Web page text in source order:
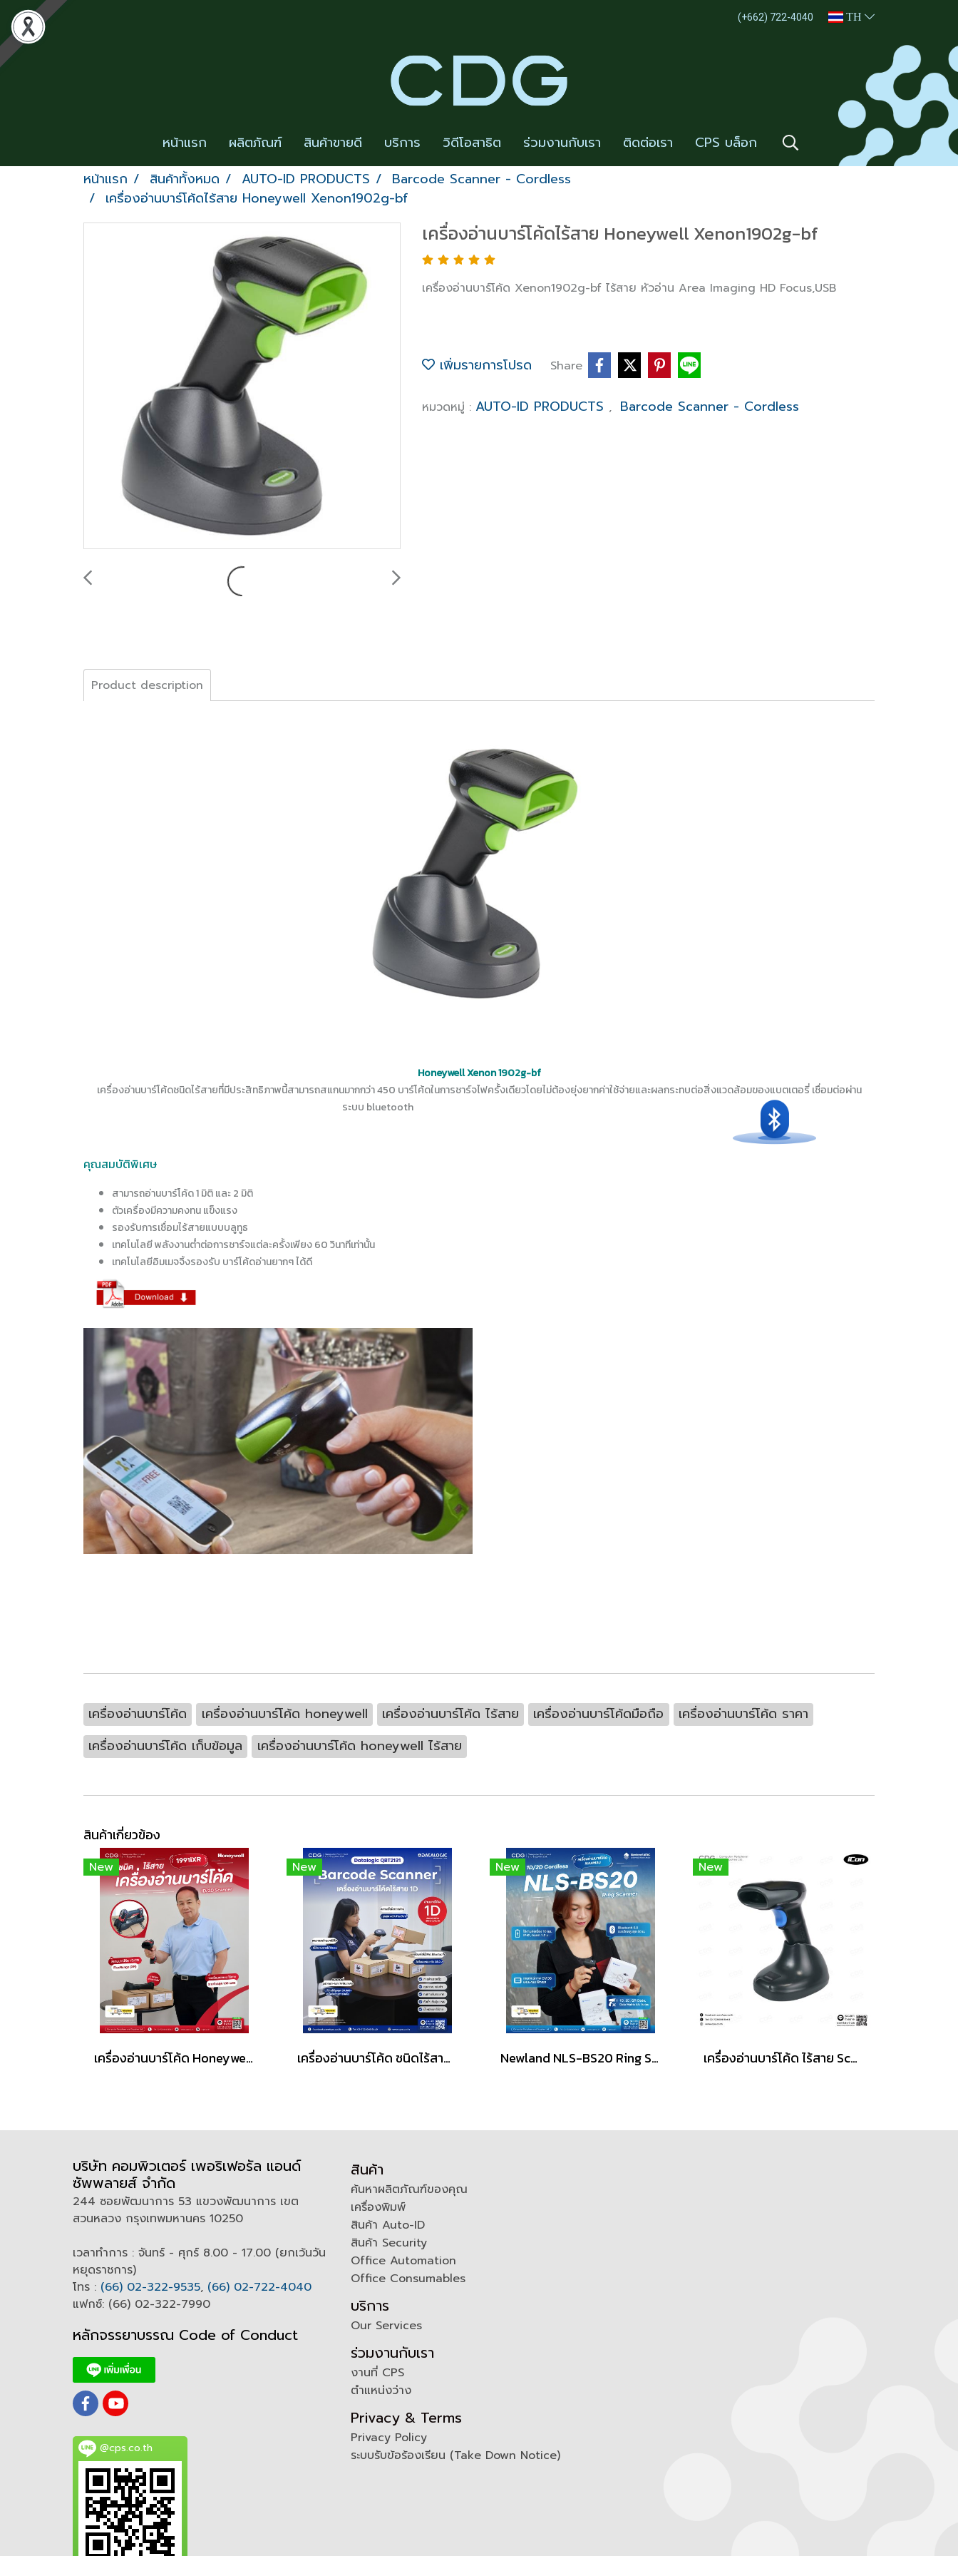
(+662) 722-4040 TH
หน้าแรก ผลิตภัณฑ์ สินค้าขายดี บริการ วิดีโอสาธิต ร่วมงานกับเรา ติดต่อเรา
CPS บล็อก
หน้าแรก
สินค้าทั้งหมด AUTO-ID PRODUCTS
Barcode Scanner - Cordless
เครื่องอ่านบาร์โค้ดไร้สาย Honeywell Xenon1902g-bf
เครื่องอ่านบาร์โค้ดไร้สาย Honeywell Xenon1902g-bf
เครื่องอ่านบาร์โค้ด Xenon1902g-bf ไร้สาย หัวอ่าน Area Imaging HD Focus,USB
เพิ่มรายการโปรด Share
หมวดหมู่ : AUTO-ID PRODUCTS , Barcode Scanner - Cordless
Product description
Honeywell Xenon 1902g-bf
เครื่องอ่านบาร์โค้ดชนิดไร้สายที่มีประสิทธิภาพนี้สามารถสแกนมากกว่า 450 บาร์โค้ดในการชาร์จไฟครั้งเดียวโดยไม่ต้องยุ่งยากค่าใช้จ่ายและผลกระทบต่อสิ่งแวดล้อมของแบตเตอรี่ เชื่อมต่อผ่าน
ระบบ bluetooth
คุณสมบัติพิเศษ
สามารถอ่านบาร์โค้ด 1 มิติ และ 2 มิติ
ตัวเครื่องมีความคงทน แข็งแรง
รองรับการเชื่อมไร้สายแบบบลูทูธ
เทคโนโลยี พลังงานต่ำต่อการชาร์จแต่ละครั้งเพียง 60 วินาทีเท่านั้น
เทคโนโลยีอิมเมจจิ้งรองรับ บาร์โค้ดอ่านยากๆ ได้ดี
เครื่องอ่านบาร์โค้ด เครื่องอ่านบาร์โค้ด honeywell เครื่องอ่านบาร์โค้ด ไร้สาย เครื่องอ่านบาร์โค้ดมือถือ
เครื่องอ่านบาร์โค้ด ราคา
เครื่องอ่านบาร์โค้ด เก็บข้อมูล
เครื่องอ่านบาร์โค้ด honeywell ไร้สาย
สินค้าเกี่ยวข้อง
New
เครื่องอ่านบาร์โค้ด Honeywell 1991iXR Rugged Scanner 1D/2D
New
เครื่องอ่านบาร์โค้ด ชนิดไร้สาย Datalogic QuickScan QBT2131
New
Newland NLS-BS20 Ring Scanner, Wearable Scanner 2D Cordless
New
เครื่องอ่านบาร์โค้ด ไร้สาย Scanner iCon IC-3820-BT Wireless 2D
บริษัท คอมพิวเตอร์ เพอริเฟอรัล แอนด์
ซัพพลายส์ จำกัด
244 ซอยพัฒนาการ 53 แขวงพัฒนาการ เขต
สวนหลวง กรุงเทพมหานคร 10250
เวลาทำการ : จันทร์ - ศุกร์ 8.00 - 17.00 (ยกเว้นวัน
หยุดราชการ)
โทร : (66) 02-322-9535, (66) 02-722-4040
แฟกซ์: (66) 02-322-7990
หลักจรรยาบรรณ Code of Conduct
@cps.co.th
สินค้า
ค้นหาผลิตภัณฑ์ของคุณ
เครื่องพิมพ์
สินค้า Auto-ID
สินค้า Security
Office Automation
Office Consumables
บริการ
Our Services
ร่วมงานกับเรา
งานที่ CPS
ตำแหน่งว่าง
Privacy & Terms
Privacy Policy
ระบบรับข้อร้องเรียน (Take Down Notice)